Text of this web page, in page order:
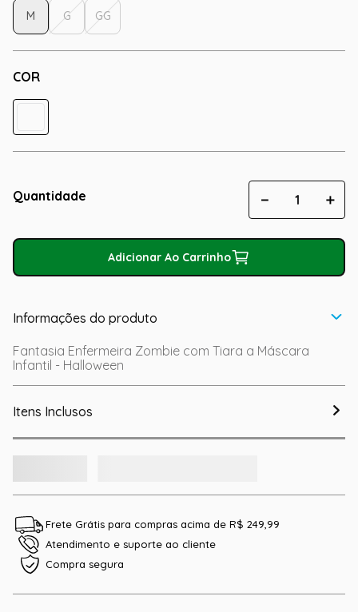
COR
M G GG
Quantidade ＋
－
Adicionar Ao Carrinho
Informações do produto
Fantasia Enfermeira Zombie com Tiara a Máscara
Infantil - Halloween
Itens Inclusos
Frete Grátis para compras acima de R$ 249,99
Atendimento e suporte ao cliente
Compra segura